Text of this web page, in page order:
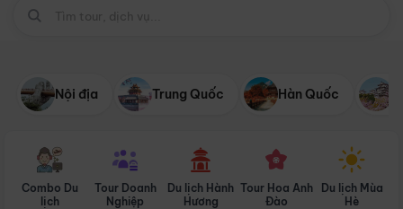
Nội địa Trung Quốc Hàn Quốc
Combo Du
lịch
Tour Doanh
Nghiệp
Du lịch Hành
Hương
Tour Hoa Anh
Đào
Du lịch Mùa
Hè